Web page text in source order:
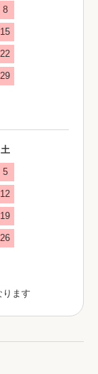
8
15
22
29
土
5
12
19
26
ます